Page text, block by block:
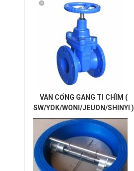
VAN CỔNG GANG TI CHÌM (
SW/YDK/WONI/JEUON/SHINYI )